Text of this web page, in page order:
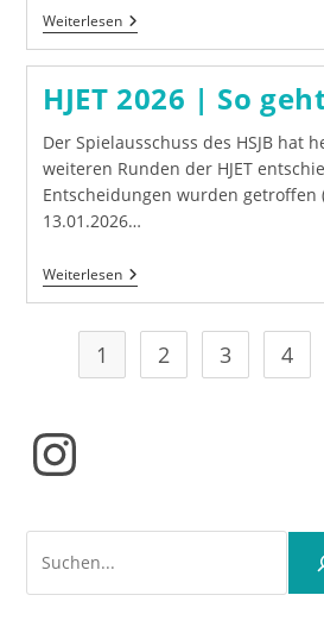
WeiterlesenHJMM
2026
&
U12
Basisklassen
|
Ausschreibung
HJET 2026 | So
Der Spielausschuss des HSJB hat
weiteren Runden der HJET
Entscheidungen wurden getroffen
13.01.2026…
WeiterlesenHJET
2026
So
1 2 3 4
Instagram